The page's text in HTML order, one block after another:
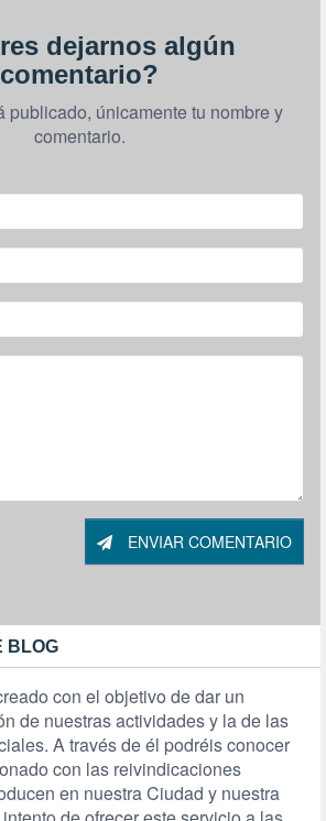
dejarnos algún
comentario?
publicado, únicamente tu nombre y
comentario.
ENVIAR COMENTARIO
BLOG
con el objetivo de dar un
de nuestras actividades y la de las
A través de él podréis conocer
con las reivindicaciones
en nuestra Ciudad y nuestra